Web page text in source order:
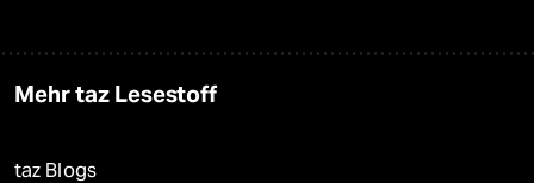
Mehr taz Lesestoff
taz Blogs